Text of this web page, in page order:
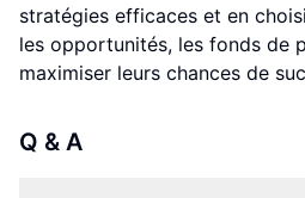
stratégies efficaces et en
les opportunités, les fonds de
maximiser leurs chances de
Q & A